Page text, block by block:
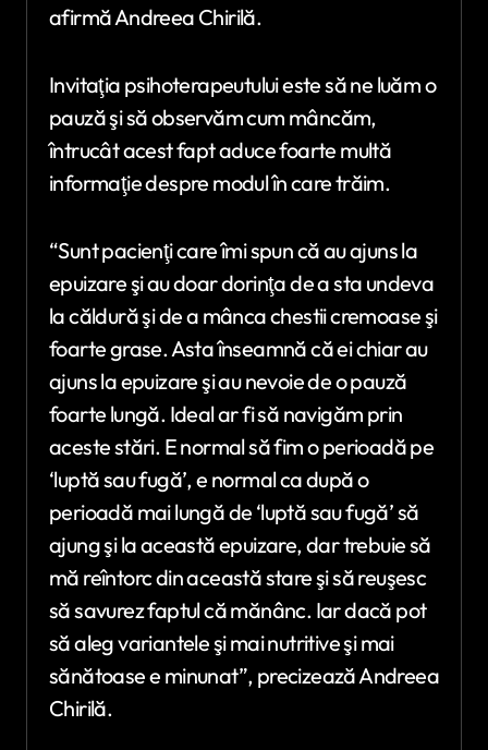
afirmă Andreea Chirilă.
Invitaţia psihoterapeutului este să ne luăm o
pauză şi să observăm cum mâncăm,
întrucât acest fapt aduce foarte multă
informaţie despre modul în care trăim.
“Sunt pacienţi care îmi spun că au ajuns la
epuizare şi au doar dorinţa de a sta undeva
la căldură şi de a mânca chestii cremoase şi
foarte grase. Asta înseamnă că ei chiar au
ajuns la epuizare şi au nevoie de o pauză
foarte lungă. Ideal ar fi să navigăm prin
aceste stări. E normal să fim o perioadă pe
‘luptă sau fugă’, e normal ca după o
perioadă mai lungă de ‘luptă sau fugă’ să
ajung şi la această epuizare, dar trebuie să
mă reîntorc din această stare şi să reuşesc
să savurez faptul că mănânc. Iar dacă pot
să aleg variantele şi mai nutritive şi mai
sănătoase e minunat”, precizează Andreea
Chirilă.